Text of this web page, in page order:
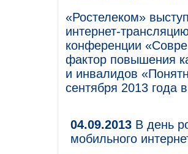
«Ростелеком»
интернет-
конференции
фактор повышения
и инвалидов
сентября 2013 года
04.09.2013 В день
мобильного